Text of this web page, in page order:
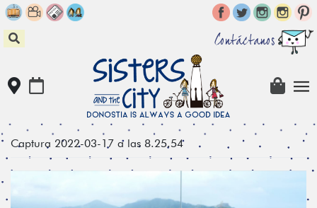
Skip
to
content
Contáctanos
Captura 2022-03-17 a las 8.25.54